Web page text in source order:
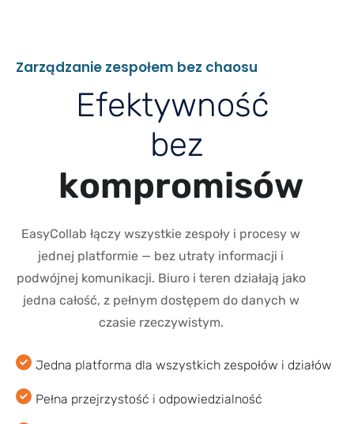
Zarządzanie zespołem bez chaosu
Efektywność
bez
kompromisów
EasyCollab łączy wszystkie zespoły i procesy w
jednej platformie — bez utraty informacji i
podwójnej komunikacji. Biuro i teren działają jako
jedna całość, z pełnym dostępem do danych w
czasie rzeczywistym.
Jedna platforma dla wszystkich zespołów i działów
Pełna przejrzystość i odpowiedzialność